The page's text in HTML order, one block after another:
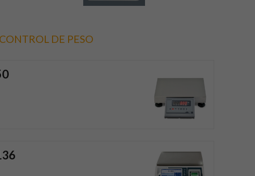
DE PESO